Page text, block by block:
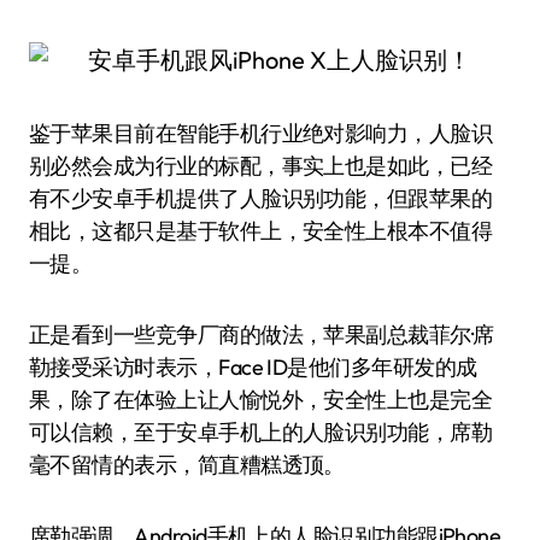
鉴于苹果目前在智能手机行业绝对影响力，人脸识
别必然会成为行业的标配，事实上也是如此，已经
有不少安卓手机提供了人脸识别功能，但跟苹果的
相比，这都只是基于软件上，安全性上根本不值得
一提。
正是看到一些竞争厂商的做法，苹果副总裁菲尔·席
勒接受采访时表示，Face ID是他们多年研发的成
果，除了在体验上让人愉悦外，安全性上也是完全
可以信赖，至于安卓手机上的人脸识别功能，席勒
毫不留情的表示，简直糟糕透顶。